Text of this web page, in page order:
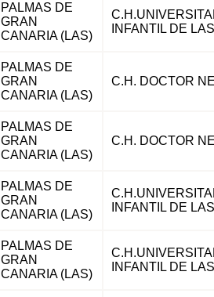
PALMAS DE
GRAN
CANARIA (LAS)
INFANTIL DE
PALMAS DE
GRAN
CANARIA (LAS)
C.H. DOCTOR
PALMAS DE
GRAN
CANARIA (LAS)
C.H. DOCTOR
PALMAS DE
GRAN
CANARIA (LAS)
INFANTIL DE
PALMAS DE
GRAN
CANARIA (LAS)
INFANTIL DE